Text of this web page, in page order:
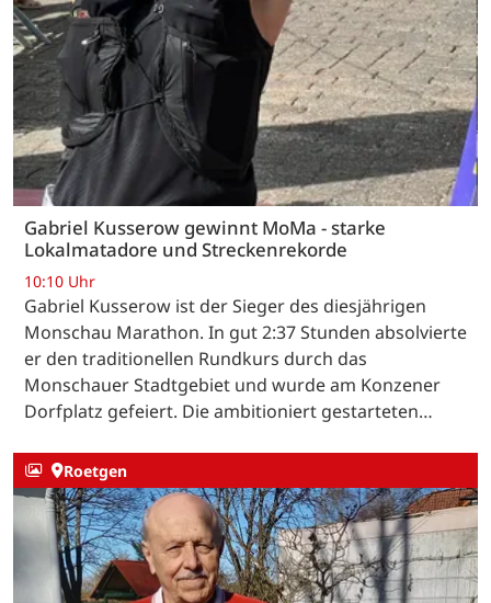
Gabriel Kusserow gewinnt MoMa - starke
Lokalmatadore und Streckenrekorde
10:10 Uhr
Gabriel Kusserow ist der Sieger des diesjährigen
Monschau Marathon. In gut 2:37 Stunden absolvierte
er den traditionellen Rundkurs durch das
Monschauer Stadtgebiet und wurde am Konzener
Dorfplatz gefeiert. Die ambitioniert gestarteten…
Roetgen